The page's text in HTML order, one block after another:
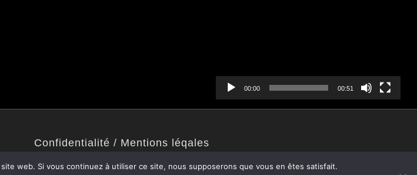
00:00 00:51
Confidentialité / Mentions léqales
Mentions légales
web. Si vous continuez à utiliser ce site, nous supposerons que vous en êtes satisfait.